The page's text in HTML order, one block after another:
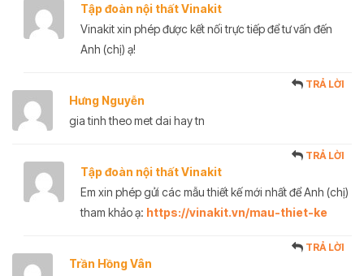
Tập đoàn nội thất Vinakit
Vinakit xin phép được kết nối trực tiếp để tư vấn đến
Anh (chị) ạ!
Hưng Nguyễn
TRẢ LỜI
gia tinh theo met dai hay tn
Tập đoàn nội thất Vinakit
TRẢ LỜI
Em xin phép gửi các mẫu thiết kế mới nhất để Anh (chị)
tham khảo ạ: https://vinakit.vn/mau-thiet-ke
Trần Hồng Vân
TRẢ LỜI